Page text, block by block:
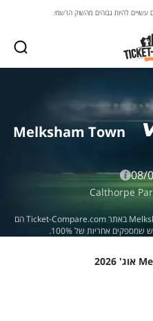
עשויים להיות גבוהים מהשוק הרשמי.
Melksham Town
08/
Calthorpe
כל הכרטיסים לFleet Town נגד Melksham Town באתר Ticket-Compare.com הם
אחריות של 100%.